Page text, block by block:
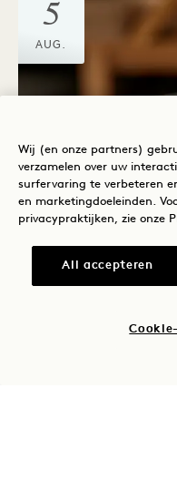
5
AUG.
WIJN
Wij (en onze partners)
verzamelen over uw
surfervaring te verbeteren
en marketingdoeleinden.
privacypraktijken, zie onze
All accepteren